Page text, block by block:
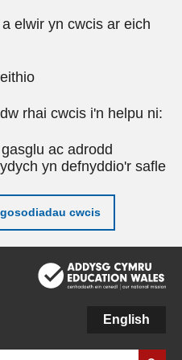
elwir yn cwcis ar eich
rhai cwcis i'n helpu ni:
ac adrodd
yn defnyddio'r safle
cwcis
English